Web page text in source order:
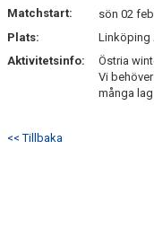
Matchstart:
sön 02
Plats:
Linköping
Aktivitetsinfo:
Östria
Vi
många
<< Tillbaka